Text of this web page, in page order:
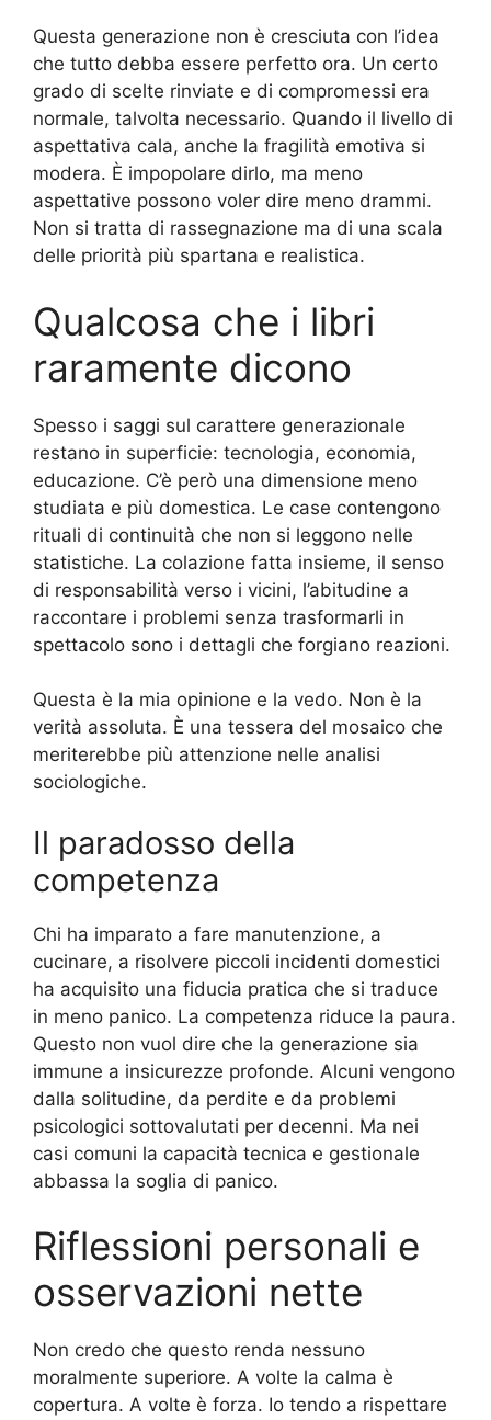
Questa generazione non è cresciuta con l’idea
che tutto debba essere perfetto ora. Un certo
grado di scelte rinviate e di compromessi era
normale, talvolta necessario. Quando il livello di
aspettativa cala, anche la fragilità emotiva si
modera. È impopolare dirlo, ma meno
aspettative possono voler dire meno drammi.
Non si tratta di rassegnazione ma di una scala
delle priorità più spartana e realistica.
Qualcosa che i libri
raramente dicono
Spesso i saggi sul carattere generazionale
restano in superficie: tecnologia, economia,
educazione. C’è però una dimensione meno
studiata e più domestica. Le case contengono
rituali di continuità che non si leggono nelle
statistiche. La colazione fatta insieme, il senso
di responsabilità verso i vicini, l’abitudine a
raccontare i problemi senza trasformarli in
spettacolo sono i dettagli che forgiano reazioni.
Questa è la mia opinione e la vedo. Non è la
verità assoluta. È una tessera del mosaico che
meriterebbe più attenzione nelle analisi
sociologiche.
Il paradosso della
competenza
Chi ha imparato a fare manutenzione, a
cucinare, a risolvere piccoli incidenti domestici
ha acquisito una fiducia pratica che si traduce
in meno panico. La competenza riduce la paura.
Questo non vuol dire che la generazione sia
immune a insicurezze profonde. Alcuni vengono
dalla solitudine, da perdite e da problemi
psicologici sottovalutati per decenni. Ma nei
casi comuni la capacità tecnica e gestionale
abbassa la soglia di panico.
Riflessioni personali e
osservazioni nette
Non credo che questo renda nessuno
moralmente superiore. A volte la calma è
copertura. A volte è forza. Io tendo a rispettare